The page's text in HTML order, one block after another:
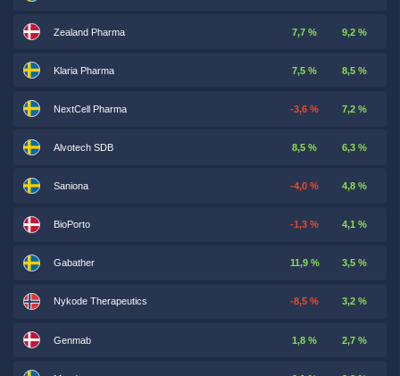
Zealand Pharma 7,7 % 9,2 %
Klaria Pharma 7,5 % 8,5 %
NextCell Pharma -3,6 % 7,2 %
Alvotech SDB 8,5 % 6,3 %
Saniona -4,0 % 4,8 %
BioPorto -1,3 % 4,1 %
Gabather 11,9 % 3,5 %
Nykode Therapeutics -8,5 % 3,2 %
Genmab 1,8 % 2,7 %